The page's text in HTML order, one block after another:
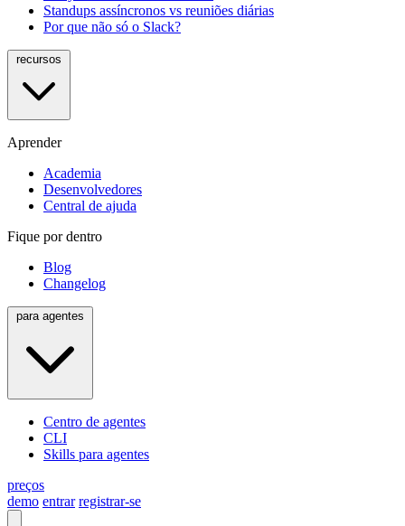
Standups assíncronos vs reuniões diárias
Por que não só o Slack?
Aprender
Academia
Desenvolvedores
Central de ajuda
Fique por dentro
Blog
Changelog
Centro de agentes
CLI
Skills para agentes
preços
demo entrar registrar-se